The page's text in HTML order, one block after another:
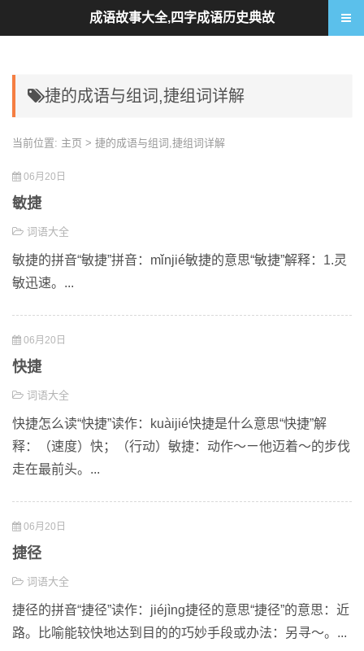
捷的成语与组词,捷组词详解
当前位置: 主页 > 捷的成语与组词,捷组词详解
06月20日
敏捷
词语大全
敏捷的拼音“敏捷”拼音：mǐnjié敏捷的意思“敏捷”解释：1.灵
敏迅速。...
06月20日
快捷
词语大全
快捷怎么读“快捷”读作：kuàijié快捷是什么意思“快捷”解
释：（速度）快；（行动）敏捷：动作～ㄧ他迈着～的步伐
走在最前头。...
06月20日
捷径
词语大全
捷径的拼音“捷径”读作：jiéjìng捷径的意思“捷径”的意思：近
路。比喻能较快地达到目的的巧妙手段或办法：另寻～。...
成语故事大全,四字成语历史典故